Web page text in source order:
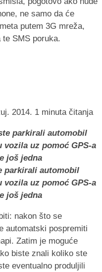
ne samo da će
putem 3G mreža,
SMS poruka.
2014. 1 minuta čitanja
parkirali automobil
uz pomoć GPS-a
još jedna
nakon što se
automatski pospremiti
Zatim je moguće
biste znali koliko ste
eventualno produljili